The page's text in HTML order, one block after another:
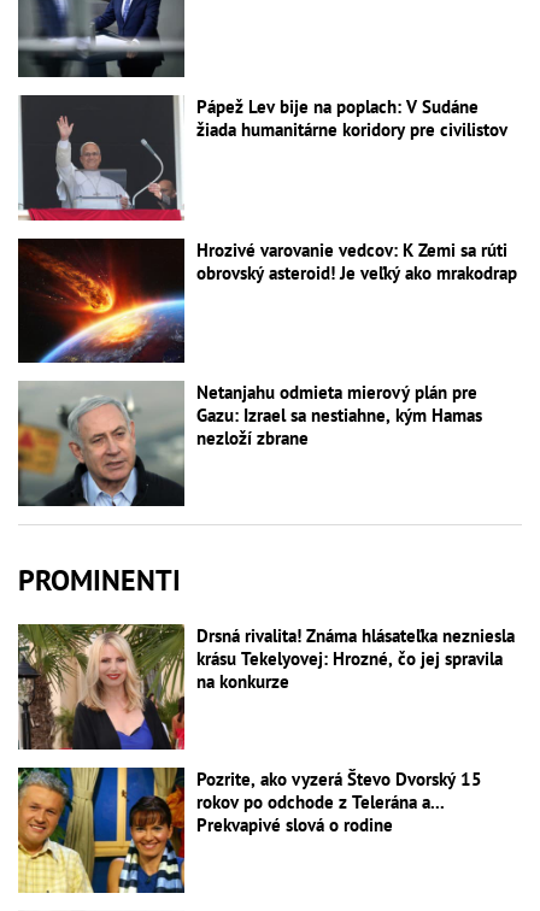
Pápež Lev bije na poplach: V Sudáne
žiada humanitárne koridory pre civilistov
Hrozivé varovanie vedcov: K Zemi sa rúti
obrovský asteroid! Je veľký ako mrakodrap
Netanjahu odmieta mierový plán pre
Gazu: Izrael sa nestiahne, kým Hamas
nezloží zbrane
PROMINENTI
Drsná rivalita! Známa hlásateľka nezniesla
krásu Tekelyovej: Hrozné, čo jej spravila
na konkurze
Pozrite, ako vyzerá Števo Dvorský 15
rokov po odchode z Telerána a...
Prekvapivé slová o rodine